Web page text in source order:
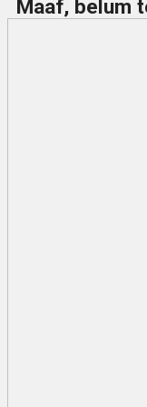
Maaf, belum